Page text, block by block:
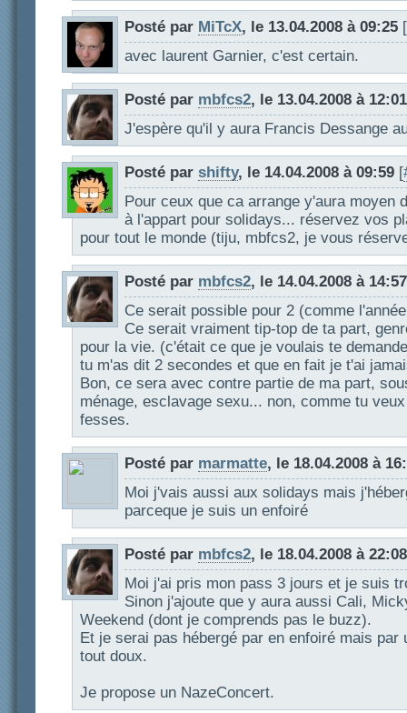
Posté par MiTcX, le 13.04.2008 à 09:25 [
avec laurent Garnier, c'est certain.
Posté par mbfcs2, le 13.04.2008 à 12:01
J'espère qu'il y aura Francis Dessange
Posté par shifty, le 14.04.2008 à 09:59 [
Pour ceux que ca arrange y'aura moyen
à l'appart pour solidays... réservez vos
pour tout le monde (tiju, mbfcs2, je vous
Posté par mbfcs2, le 14.04.2008 à 14:57
Ce serait possible pour 2 (comme
Ce serait vraiment tip-top de ta part,
pour la vie. (c'était ce que je voulais te
tu m'as dit 2 secondes et que en fait je t'ai
Bon, ce sera avec contre partie de ma part,
ménage, esclavage sexu... non, comme tu
fesses.
Posté par marmatte, le 18.04.2008 à
Moi j'vais aussi aux solidays mais
parceque je suis un enfoiré
Posté par mbfcs2, le 18.04.2008 à 22:08
Moi j'ai pris mon pass 3 jours et je suis
Sinon j'ajoute que y aura aussi Cali,
Weekend (dont je comprends pas le buzz).
Et je serai pas hébergé par en enfoiré mais par
tout doux.
Je propose un NazeConcert.